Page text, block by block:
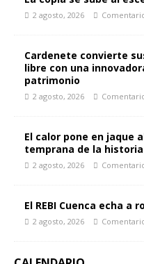
2 agosto, 2026
Cardenete convierte
libre con una
patrimonio
2 agosto, 2026
El calor pone en jaque
temprana de la
2 agosto, 2026
El REBI Cuenca echa a
2 agosto, 2026